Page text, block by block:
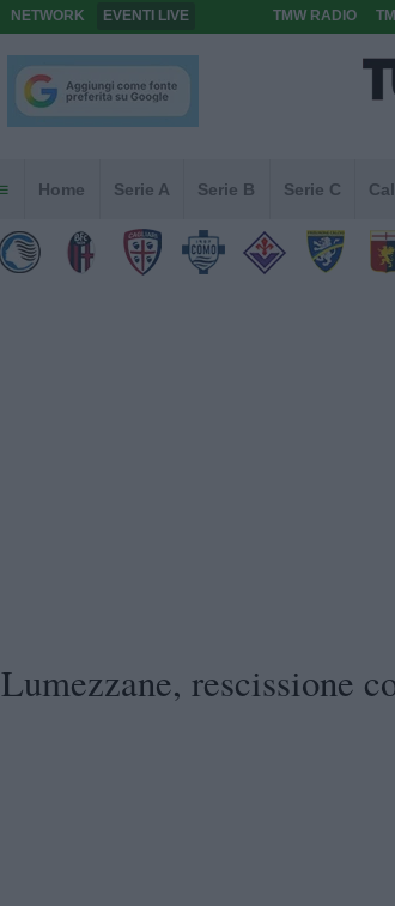
NETWORK EVENTI LIVE TMW RADIO
Home Serie A Serie B Serie C
Lumezzane, rescissione